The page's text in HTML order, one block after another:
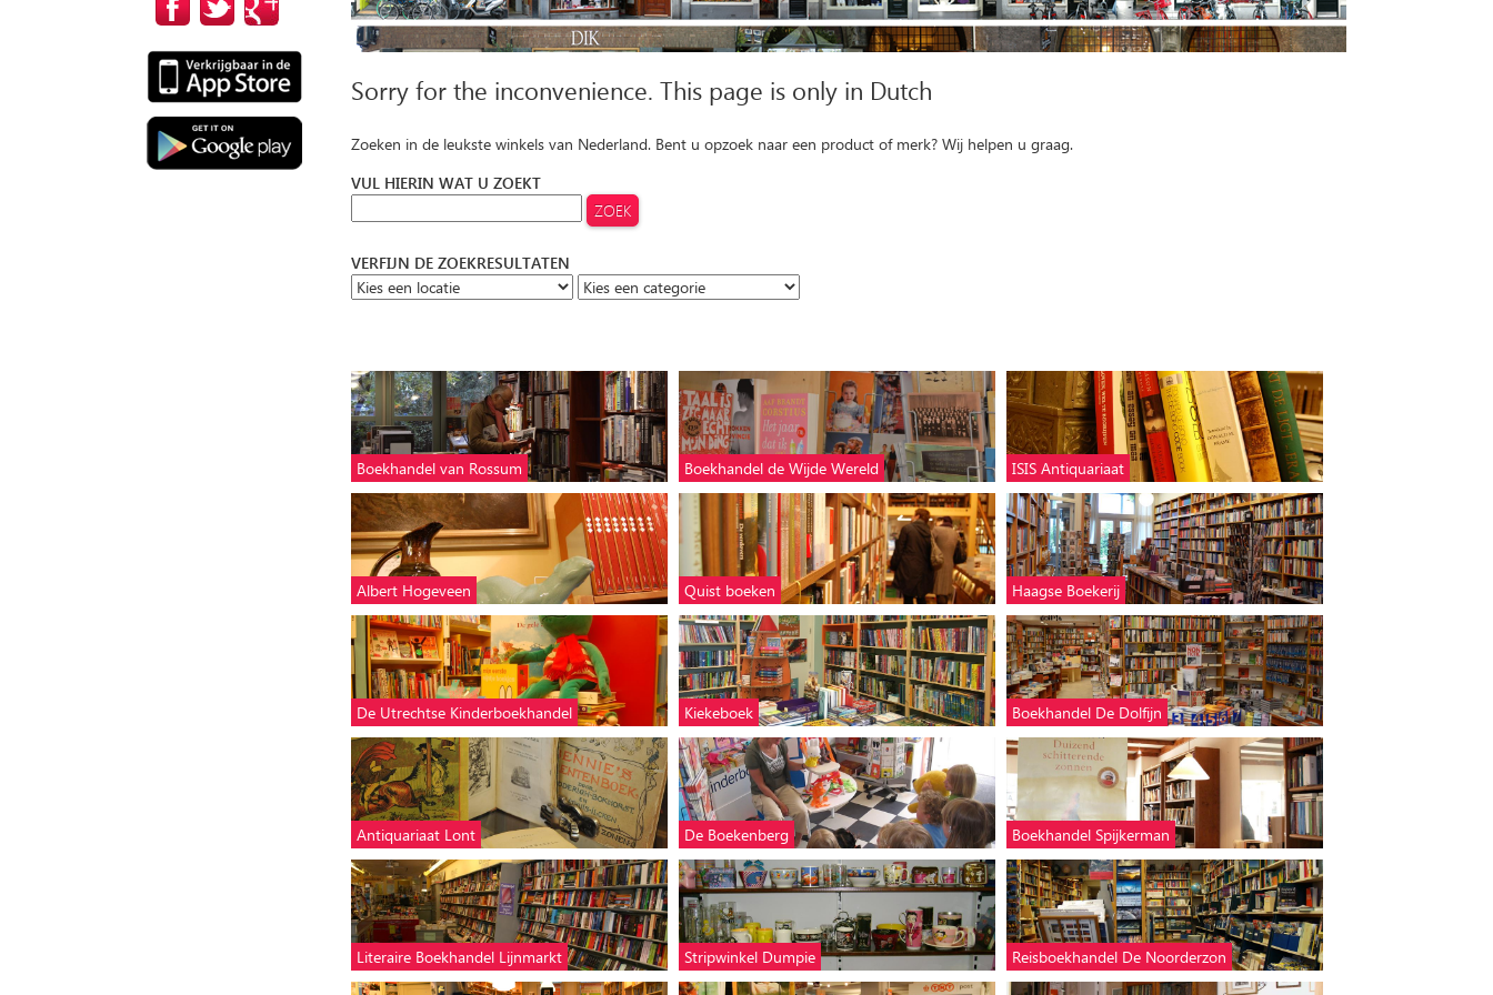
Sorry for the inconvenience. This page is only in Dutch
Zoeken in de leukste winkels van Nederland. Bent u opzoek naar een product of merk? Wij helpen u graag.
VUL HIERIN WAT U ZOEKT
VERFIJN DE ZOEKRESULTATEN
Boekhandel van Rossum Boekhandel de Wijde Wereld ISIS Antiquariaat
Albert Hogeveen Quist boeken Haagse Boekerij
De Utrechtse Kinderboekhandel Kiekeboek Boekhandel De Dolfijn
Antiquariaat Lont De Boekenberg Boekhandel Spijkerman
Literaire Boekhandel Lijnmarkt Stripwinkel Dumpie Reisboekhandel De Noorderzon